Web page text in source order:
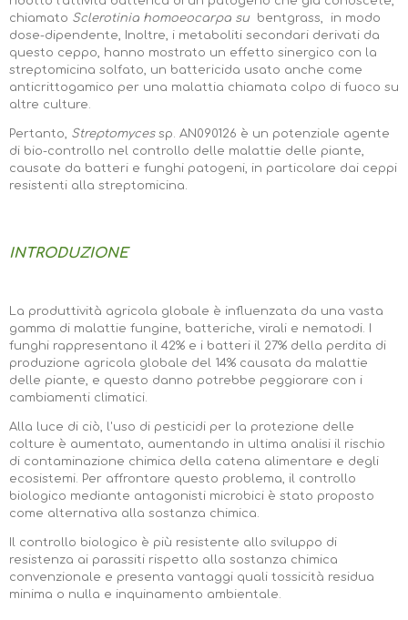
chiamato Sclerotinia homoeocarpa su bentgrass,
in modo
dose-dipendente, Inoltre, i metaboliti secondari derivati da
questo ceppo, hanno mostrato un effetto sinergico con la
streptomicina solfato, un battericida usato anche come
anticrittogamico per una malattia chiamata colpo di fuoco su
altre culture.
Pertanto, Streptomyces sp. AN090126 è un potenziale agente
di bio-controllo nel controllo delle malattie delle piante,
causate da batteri e funghi patogeni, in particolare dai ceppi
resistenti alla streptomicina.
INTRODUZIONE
La produttività agricola globale è influenzata da una vasta
gamma di malattie fungine, batteriche, virali e nematodi. I
funghi rappresentano il 42% e i batteri il 27% della perdita di
produzione agricola globale del 14% causata da malattie
delle piante, e questo danno potrebbe peggiorare con i
cambiamenti climatici.
Alla luce di ciò, l'uso di pesticidi per la protezione delle
colture è aumentato, aumentando in ultima analisi il rischio
di contaminazione chimica della catena alimentare e degli
ecosistemi. Per affrontare questo problema, il controllo
biologico mediante antagonisti microbici è stato proposto
come alternativa alla sostanza chimica.
Il controllo biologico è più resistente allo sviluppo di
resistenza ai parassiti rispetto alla sostanza chimica
convenzionale e presenta vantaggi quali tossicità residua
minima o nulla e inquinamento ambientale.